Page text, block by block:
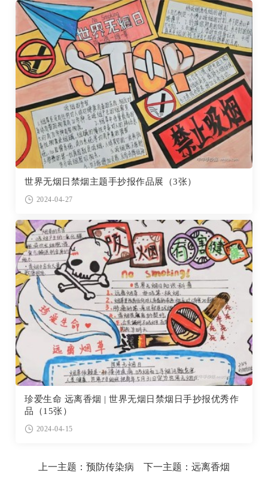
世界无烟日禁烟主题手抄报作品展（3张）
2024-04-27
珍爱生命 远离香烟 | 世界无烟日禁烟日手抄报优秀作
品（15张）
2024-04-15
上一主题： 预防传染病 下一主题： 远离香烟